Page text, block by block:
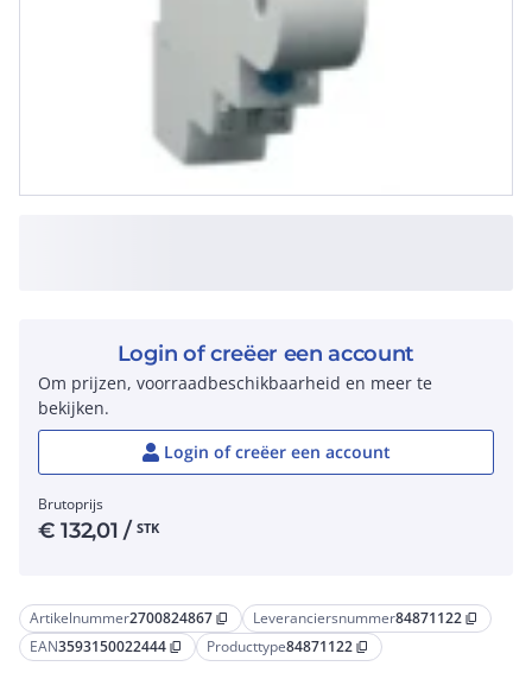
Artikelnummer2700824867 content_copy Leveranciersnummer84871122 content_copy
EAN3593150022444 content_copy Producttype84871122 content_copy
Login of creëer een account
Om prijzen, voorraadbeschikbaarheid en meer te
bekijken.
Login of creëer een account
Brutoprijs
€132,01 / STK